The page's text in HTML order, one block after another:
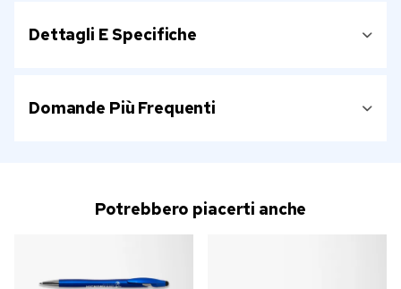
Dettagli E Specifiche
Domande Più Frequenti
Potrebbero piacerti anche